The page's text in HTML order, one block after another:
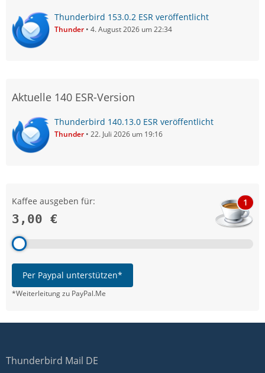
Thunderbird 153.0.2 ESR veröffentlicht
Thunder 4. August 2026 um 22:34
Aktuelle 140 ESR-Version
Thunderbird 140.13.0 ESR veröffentlicht
Thunder 22. Juli 2026 um 19:16
Kaffee ausgeben für:
3,00 €
1
Per Paypal unterstützen*
*Weiterleitung zu PayPal.Me
Thunderbird Mail DE